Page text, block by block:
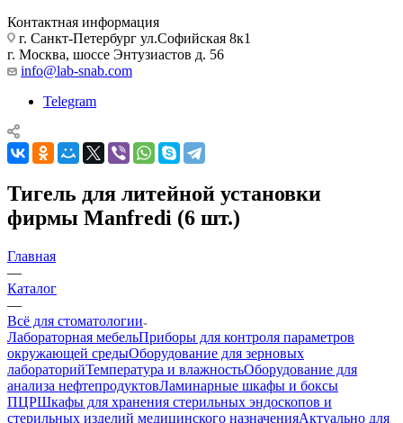
Контактная информация
г. Санкт-Петербург ул.Софийская 8к1
г. Москва, шоссе Энтузиастов д. 56
info@lab-snab.com
Telegram
Тигель для литейной установки
фирмы Manfredi (6 шт.)
Главная
—
Каталог
—
Всё для стоматологии
Лабораторная мебельПриборы для контроля параметров
окружающей средыОборудование для зерновых
лабораторийТемпература и влажностьОборудование для
анализа нефтепродуктовЛаминарные шкафы и боксы
ПЦРШкафы для хранения стерильных эндоскопов и
стерильных изделий медицинского назначенияАктуально для